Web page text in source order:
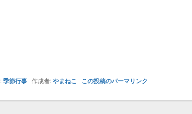
季節行事 作成者:やまねこ この投稿のパーマリンク